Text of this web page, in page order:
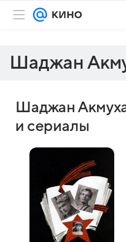
Шаджан
Шаджан
и сериалы